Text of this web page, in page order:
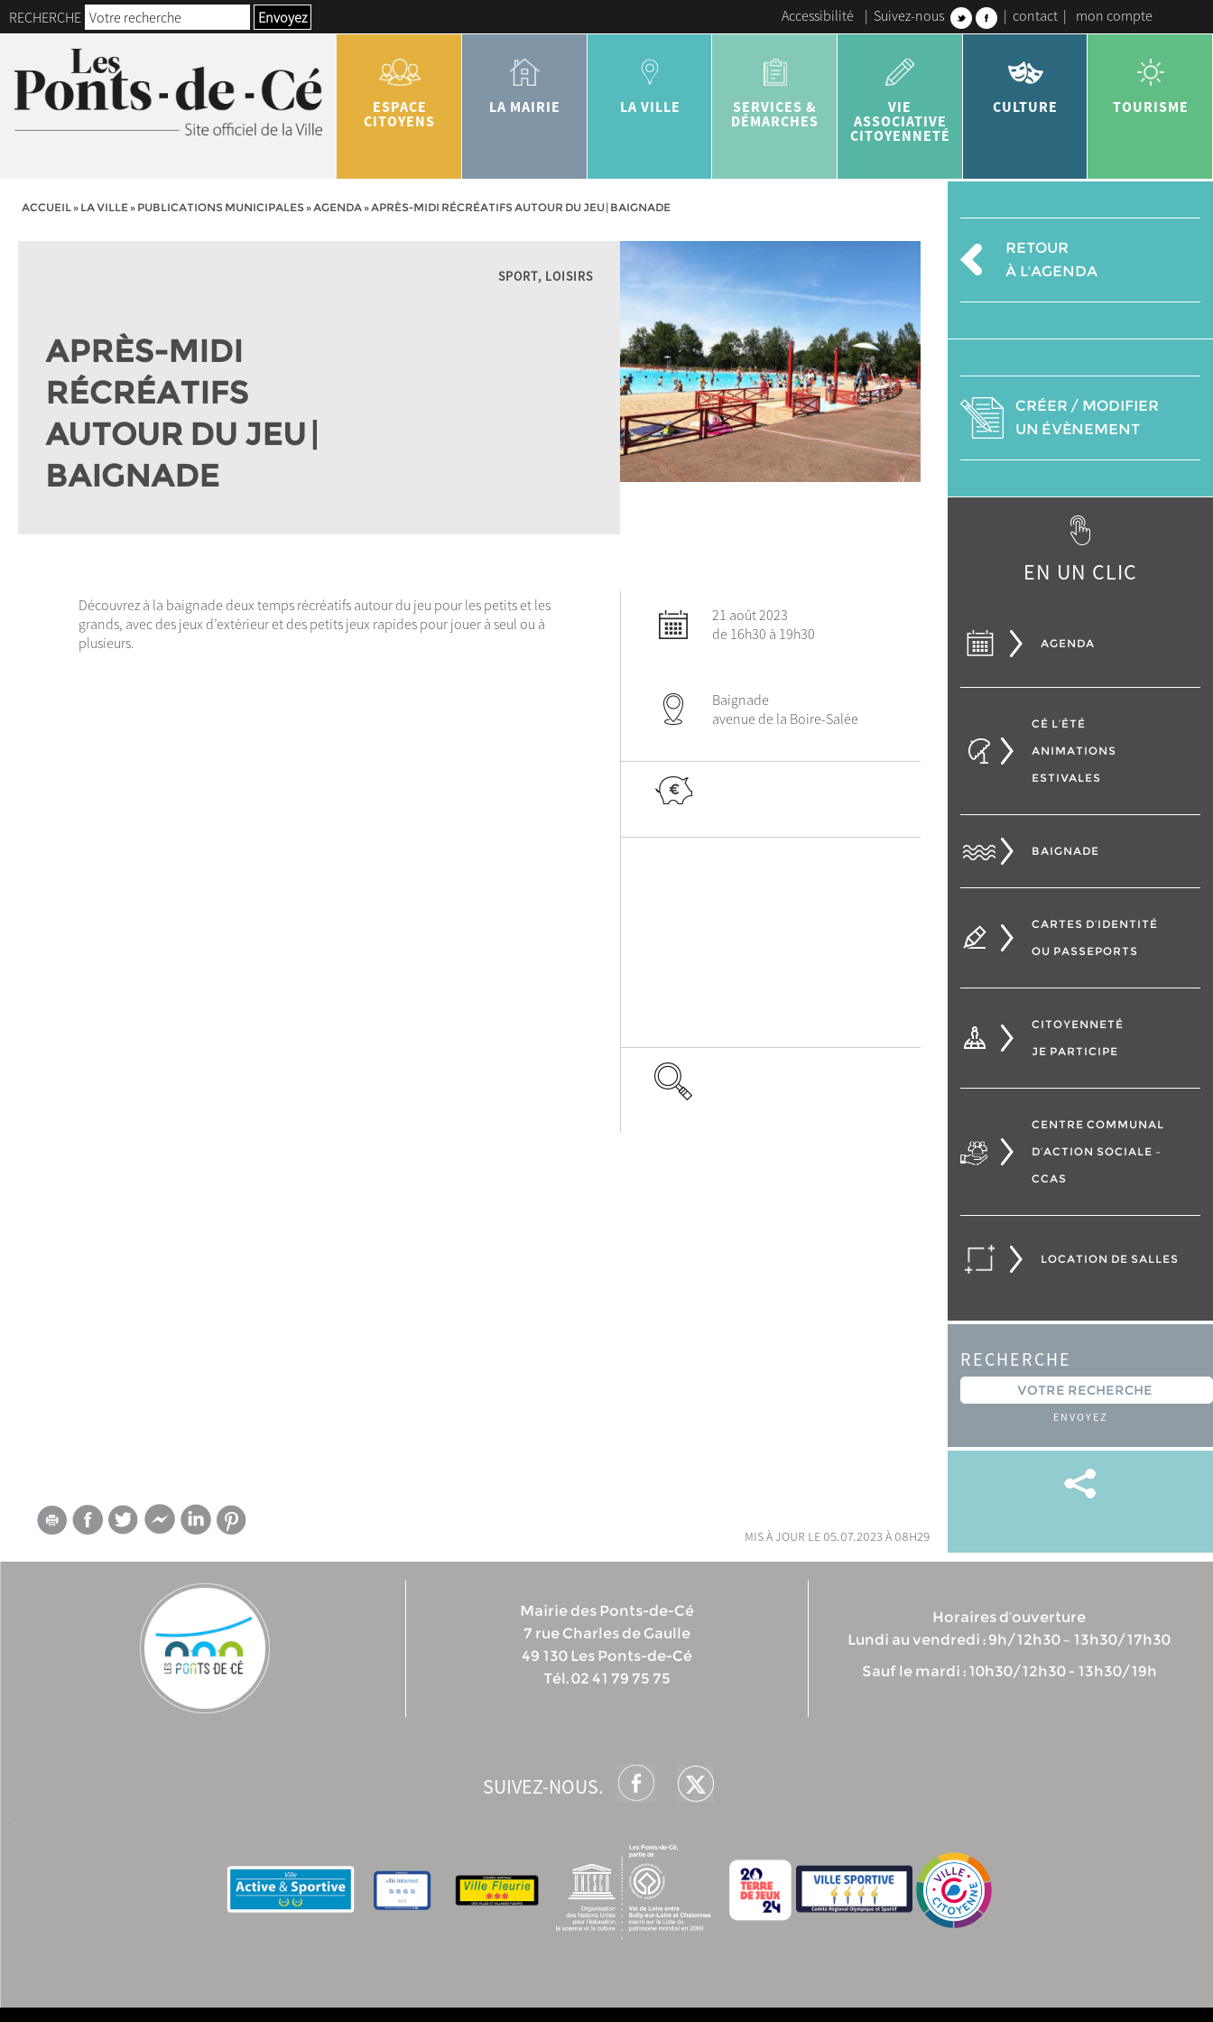
RECHERCHE Envoyez Accessibilité | Suivez-nous | contact | mon compte
ESPACE
CITOYENS
LA MAIRIE LA VILLE
SERVICES &
DÉMARCHES
VIE
ASSOCIATIVE
CITOYENNETÉ
CULTURE TOURISME
ACCUEIL» LA VILLE» PUBLICATIONS MUNICIPALES»AGENDA»APRÈS-MIDI RÉCRÉATIFS AUTOUR DU JEU | BAIGNADE
SPORT, LOISIRS
APRÈS-MIDI
RÉCRÉATIFS
AUTOUR DU JEU |
BAIGNADE
Découvrez à la baignade deux temps récréatifs autour du jeu pour les petits et les
grands, avec des jeux d’extérieur et des petits jeux rapides pour jouer à seul ou à
plusieurs.
21 août 2023
de 16h30 à 19h30
Baignade
avenue de la Boire-Salée
mis à jour le 05.07.2023 à 08h29
RETOUR
À L'AGENDA
CRÉER / MODIFIER
UN ÉVÈNEMENT
EN UN CLIC
AGENDA
CÉ L’ÉTÉ
ANIMATIONS
ESTIVALES
BAIGNADE
CARTES D’IDENTITÉ
OU PASSEPORTS
CITOYENNETÉ
JE PARTICIPE
CENTRE COMMUNAL
D’ACTION SOCIALE –
CCAS
LOCATION DE SALLES
RECHERCHE
ENVOYEZ
Mairie des Ponts-de-Cé
7 rue Charles de Gaulle
49 130 Les Ponts-de-Cé
Tél. 02 41 79 75 75
Horaires d’ouverture
Lundi au vendredi : 9h/12h30 – 13h30/17h30
Sauf le mardi : 10h30/12h30 - 13h30/19h
SUIVEZ-NOUS.